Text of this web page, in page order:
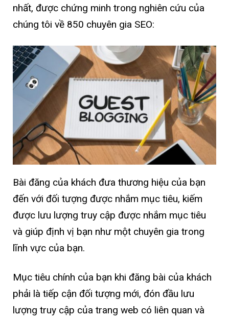
nhất, được chứng minh trong nghiên cứu của
chúng tôi về 850 chuyên gia SEO:
Bài đăng của khách đưa thương hiệu của bạn
đến với đối tượng được nhắm mục tiêu, kiếm
được lưu lượng truy cập được nhắm mục tiêu
và giúp định vị bạn như một chuyên gia trong
lĩnh vực của bạn.
Mục tiêu chính của bạn khi đăng bài của khách
phải là tiếp cận đối tượng mới, đón đầu lưu
lượng truy cập của trang web có liên quan và